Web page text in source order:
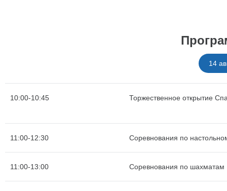
14
10:00-10:45 Торжественное открытие
11:00-12:30 Соревнования по
11:00-13:00 Соревнования по шахматам